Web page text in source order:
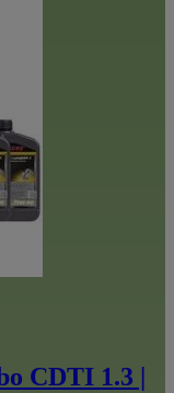
CDTI 1.3 |